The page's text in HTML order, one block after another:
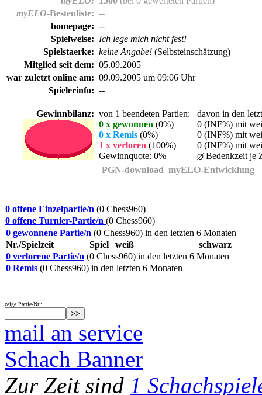
myELO-Bestenliste: --
homepage: --
Spielweise: Ich lege mich nicht fest!
Spielstaerke: keine Angabe! (Selbsteinschätzung)
Mitglied seit dem: 05.09.2005
war zuletzt online am: 09.09.2005 um 09:06 Uhr
Spielerinfo: --
Gewinnbilanz: von 1 beendeten Partien: davon in den
0 x gewonnen (0%)
0 (INF%) mit
0 x Remis (0%)
0 (INF%) mit
1 x verloren (100%)
0 (INF%) mit
Gewinnquote: 0%
Bedenkzeit je
PGN-download myELO-Entwicklung
0 offene Einzelpartie/n (0 Chess960)
0 offene Turnier-Partie/n (0 Chess960)
0 gewonnene Partie/n (0 Chess960) in den letzten 6 Monaten
Nr./Spielzeit
Spiel weiß
schwarz
0 verlorene Partie/n (0 Chess960) in den letzten 6 Monaten
0 Remis (0 Chess960) in den letzten 6 Monaten
zeige Partie-Nr.:
mail an service
Schach Banner
Zur Zeit sind 1